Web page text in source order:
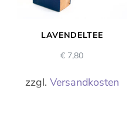
LAVENDELTEE
€ 7,80
zzgl. Versandkosten